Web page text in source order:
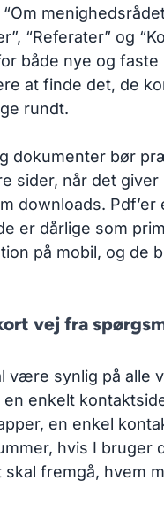
“Referater” og
både nye og faste
at finde det, de
rundt.
dokumenter bør
sider, når det giver
downloads. Pdf’er
er dårlige som
på mobil, og de
vej fra
være synlig på alle
en enkelt
en enkel
hvis I bruger
skal fremgå, hvem